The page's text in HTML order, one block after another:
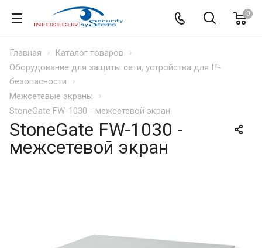
0
Главная
Каталог товаров
Оборудование для защиты сети, устройства для IT-
безопасности
Межсетевые экраны
StoneGate FW-1030 - межсетевой экран
StoneGate FW-1030 -
межсетевой экран